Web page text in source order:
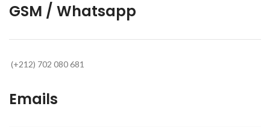
GSM / Whatsapp
(+212) 702 080 681
Emails